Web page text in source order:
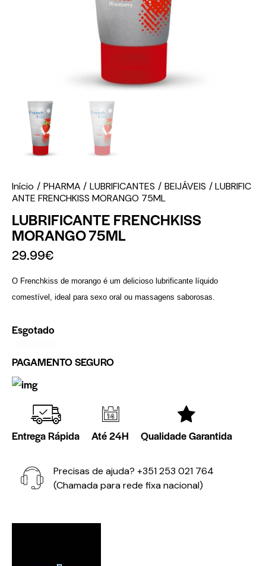
Início PHARMA LUBRIFICANTES BEIJÁVEIS
LUBRIFIC
ANTE FRENCHKISS MORANGO 75ML
LUBRIFICANTE FRENCHKISS
MORANGO 75ML
29.99€
O Frenchkiss de morango é um delicioso lubrificante líquido
comestível, ideal para sexo oral ou massagens saborosas.
Esgotado
PAGAMENTO SEGURO
Entrega Rápida Até 24H Qualidade Garantida
Precisas de ajuda? +351 253 021 764
(Chamada para rede fixa nacional)